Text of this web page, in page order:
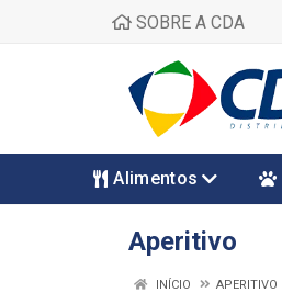
SOBRE A CDA
Alimentos
Aperitivo
INÍCIO APERITIVO